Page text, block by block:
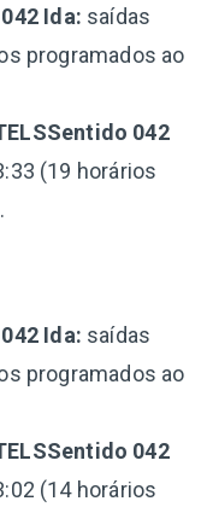
Ida: saídas
programados ao
042
(19 horários
Ida: saídas
programados ao
042
(14 horários